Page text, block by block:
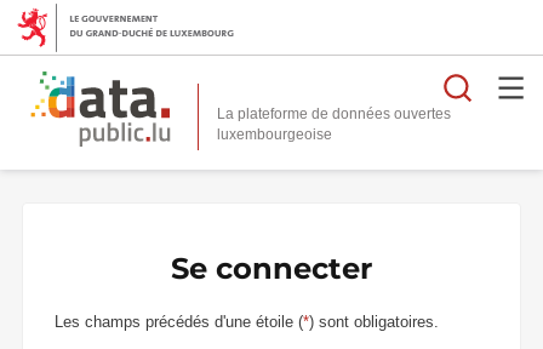
La plateforme de données ouvertes
Se connecter
Les champs précédés d'une étoile (*) sont obligatoires.